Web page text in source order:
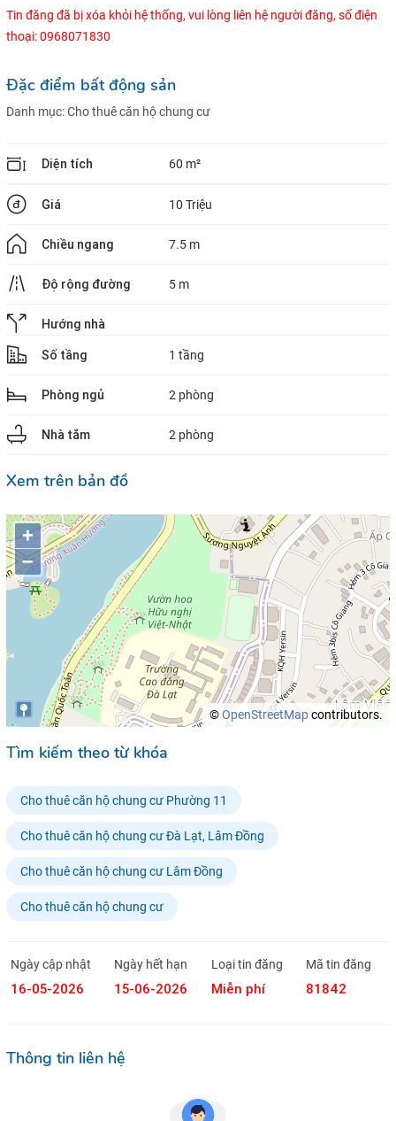
Tin đăng đã bị xóa khỏi hệ thống, vui lòng liên hệ người đăng, số điện
thoại: 0968071830
Đặc điểm bất động sản
Danh mục:Cho thuê căn hộ chung cư
Diện tích 60 m²
Giá 10 Triệu
Chiều ngang 7.5 m
Độ rộng đường 5 m
Hướng nhà
Số tầng
1 tầng
Phòng ngủ 2 phòng
Nhà tắm 2 phòng
Xem trên bản đồ
+
–
©OpenStreetMapcontributors.
Tìm kiếm theo từ khóa
Cho thuê căn hộ chung cư Phường 11
Cho thuê căn hộ chung cư Đà Lạt, Lâm Đồng
Cho thuê căn hộ chung cư Lâm Đồng
Cho thuê căn hộ chung cư
Ngày cập nhật
16-05-2026
Ngày hết hạn
15-06-2026
Loại tin đăng
Miễn phí
Mã tin đăng
81842
Thông tin liên hệ